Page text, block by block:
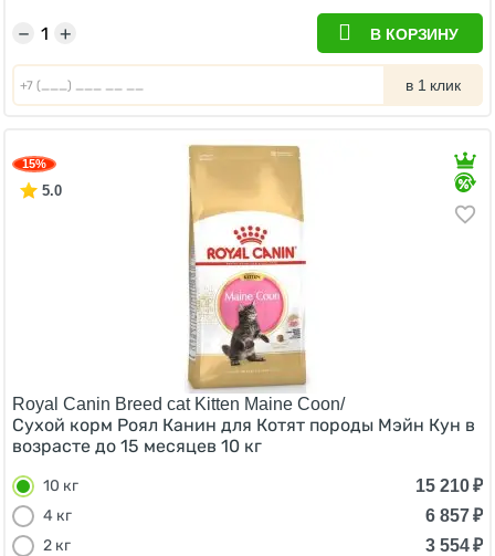
+
− В КОРЗИНУ
в 1 клик
15%
5.0
Royal Canin Breed cat Kitten Maine Coon/
Сухой корм Роял Канин для Котят породы Мэйн Кун в
возрасте до 15 месяцев 10 кг
10 кг 15 210₽
4 кг
6 857₽
2 кг
3 554₽